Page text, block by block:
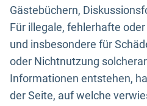
Gästebüchern,
Für illegale, fehlerhafte
und insbesondere für
oder Nichtnutzung
Informationen entstehen,
der Seite, auf welche